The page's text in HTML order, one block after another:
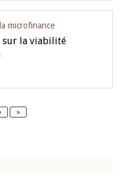
microfinance
sur la viabilité
Next
›
Last
»